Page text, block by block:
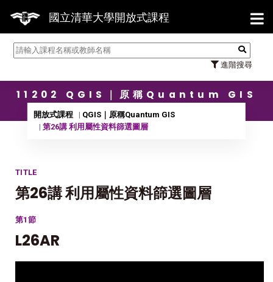
國立清華大學開放式課程
進階搜尋
【
11202 QGIS｜原稱Quantum GIS
開放式課程
QGIS｜原稱Quantum GIS
第26講 利用屬性資料篩選圖層
TITLE
第26講 利用屬性資料篩選圖層
第1節
L26AR